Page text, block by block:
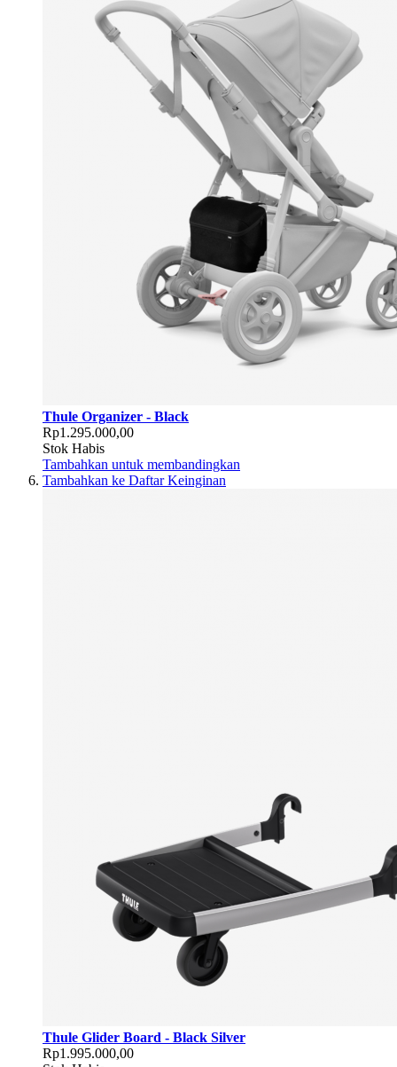
Thule Organizer - Black
Rp1.295.000,00
Stok Habis
Tambahkan untuk membandingkan
Tambahkan ke Daftar Keinginan
Thule Glider Board - Black Silver
Rp1.995.000,00